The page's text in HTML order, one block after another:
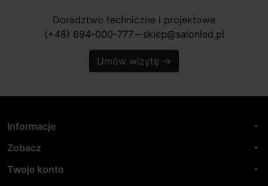
Doradztwo techniczne i projektowe
(+48) 694-000-777 horizontal_rule sklep@salonled.pl
Umów wizytę →
Informacje arrow_drop_down
Zobacz arrow_drop_down
Twoje konto arrow_drop_down